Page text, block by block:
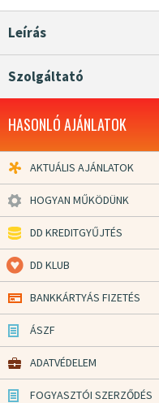
Leírás
Szolgáltató
HASONLÓ AJÁNLATOK
AKTUÁLIS AJÁNLATOK
HOGYAN MŰKÖDÜNK
DD KREDITGYŰJTÉS
DD KLUB
BANKKÁRTYÁS FIZETÉS
ÁSZF
ADATVÉDELEM
FOGYASZTÓI SZERZŐDÉS